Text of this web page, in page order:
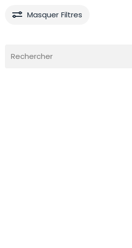
Masquer Filtres